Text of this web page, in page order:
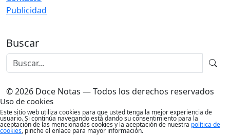
Publicidad
Buscar
© 2026 Doce Notas — Todos los derechos reservados
Uso de cookies
Este sitio web utiliza cookies para que usted tenga la mejor experiencia de
usuario. Si continúa navegando está dando su consentimiento para la
aceptación de las mencionadas cookies y la aceptación de nuestra política de
cookies, pinche el enlace para mayor información.